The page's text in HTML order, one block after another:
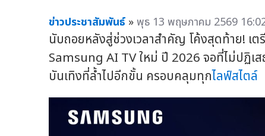
ข่าวประชาสัมพันธ์ »พุธ 13 พฤษภาคม 2569
นับถอยหลังสู่ช่วงเวลาสำคัญ โค้งสุดท้าย! เ
Samsung AI TV ใหม่ ปี 2026 จอที่ไม่ปฏิเ
บันเทิงที่ล้ำไปอีกขั้น ครอบคลุมทุกไลฟ์สไตล์